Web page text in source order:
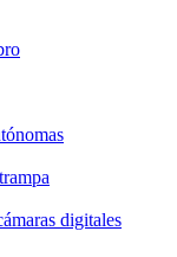
digitales